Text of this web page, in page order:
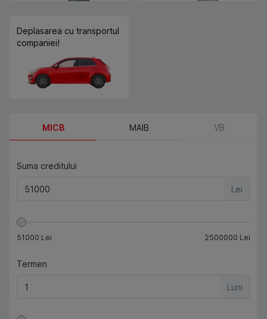
Deplasarea cu transportul
companiei!
MICB MAIB VB
Suma creditului
Lei
51000 Lei 2500000 Lei
Termen
Luni